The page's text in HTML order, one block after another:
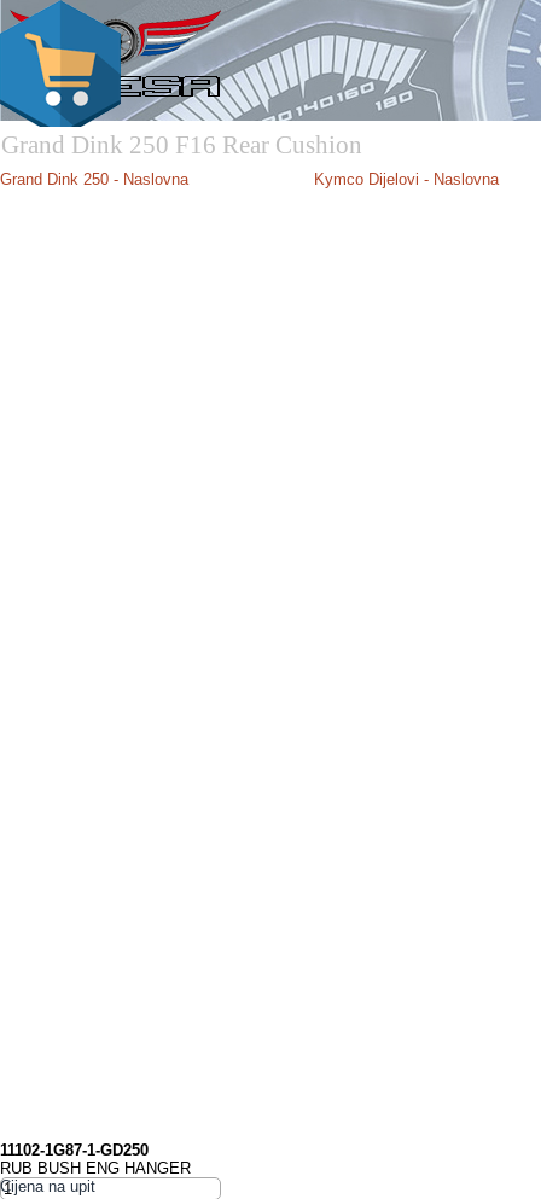
Grand Dink 250 F16 Rear Cushion
Grand Dink 250 - Naslovna Kymco Dijelovi - Naslovna
11102-1G87-1-GD250
RUB BUSH ENG HANGER